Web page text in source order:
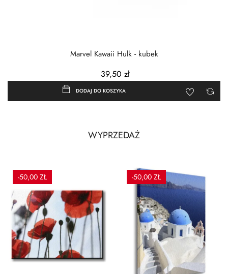
Marvel Kawaii Hulk - kubek
39,50 zł
DODAJ DO KOSZYKA
WYPRZEDAŻ
-50,00 ZŁ -50,00 ZŁ